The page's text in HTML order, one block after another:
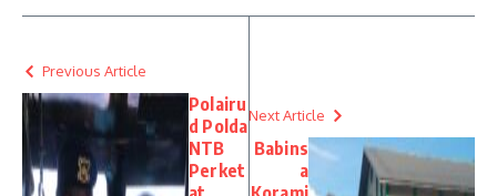
Previous Article
Polairu
d Polda
NTB
Perket
Next Article
Babins
a